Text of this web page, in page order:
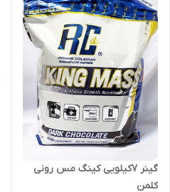
گینر ۷کیلویی کینگ مس رونی
کلمن